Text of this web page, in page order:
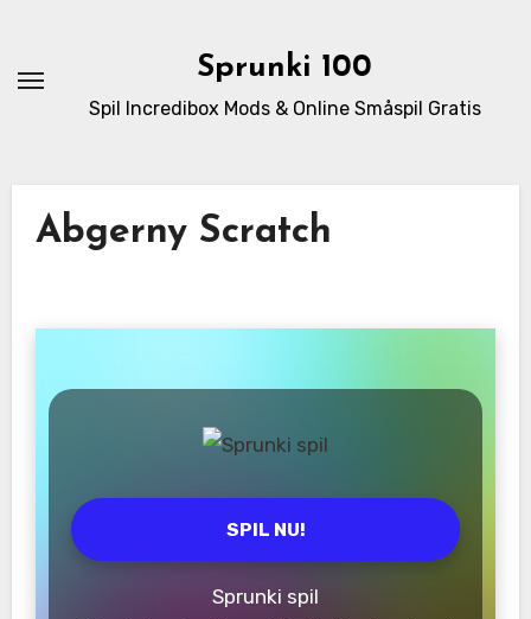
content
Sprunki 100
Spil Incredibox Mods & Online Småspil Gratis
Abgerny Scratch
SPIL NU!
Sprunki spil